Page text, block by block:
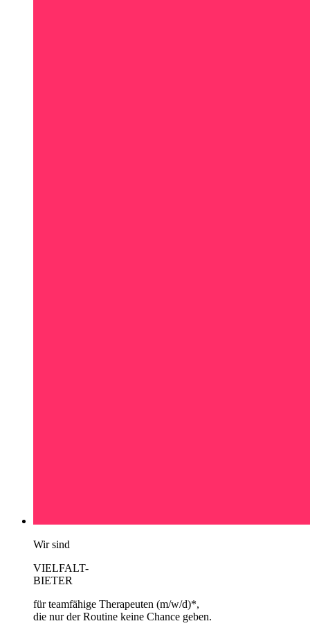
Wir sind
VIELFALT-
BIETER
für teamfähige Therapeuten (m/w/d)*,
die nur der Routine keine Chance geben.